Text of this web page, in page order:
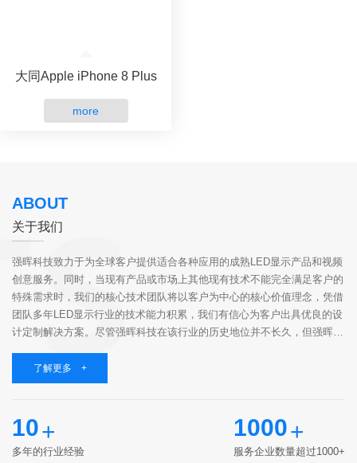
大同Apple iPhone 8 Plus
more
ABOUT
关于我们
强晖科技致力于为全球客户提供适合各种应用的成熟LED显示产品和视频
创意服务。同时，当现有产品或市场上其他现有技术不能完全满足客户的
特殊需求时，我们的核心技术团队将以客户为中心的核心价值理念，凭借
团队多年LED显示行业的技术能力积累，我们有信心为客户出具优良的设
计定制解决方案。尽管强晖科技在该行业的历史地位并不长久，但强晖科
同的价值观和...
了解更多 +
10+
多年的行业经验
1000+
服务企业数量超过1000+